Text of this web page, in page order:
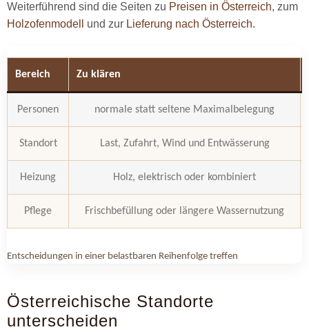
Weiterführend sind die Seiten zu Preisen in Österreich, zum
Holzofenmodell
und zur Lieferung nach Österreich.
Bereich Zu klären
Personen normale statt seltene Maximalbelegung
Standort Last, Zufahrt, Wind und Entwässerung
Heizung Holz, elektrisch oder kombiniert
Pflege Frischbefüllung oder längere Wassernutzung
Entscheidungen in einer belastbaren Reihenfolge treffen
Österreichische Standorte
unterscheiden